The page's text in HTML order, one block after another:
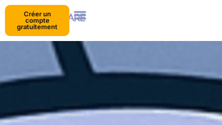
Créer un
compte
gratuitement